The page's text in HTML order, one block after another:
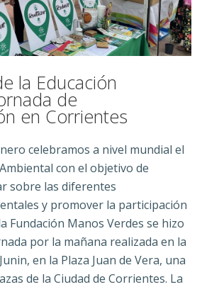
la Educación
de
en Corrientes
celebramos a nivel mundial el
con el objetivo de
sobre las diferentes
y promover la participación
Fundación Manos Verdes se hizo
por la mañana realizada en la
en la Plaza Juan de Vera, una
de la Ciudad de Corrientes. La